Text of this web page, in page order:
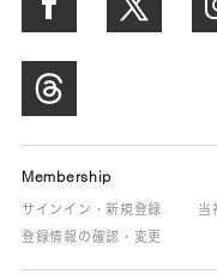
Membership
サインイン・新規登録
当
登録情報の確認・変更